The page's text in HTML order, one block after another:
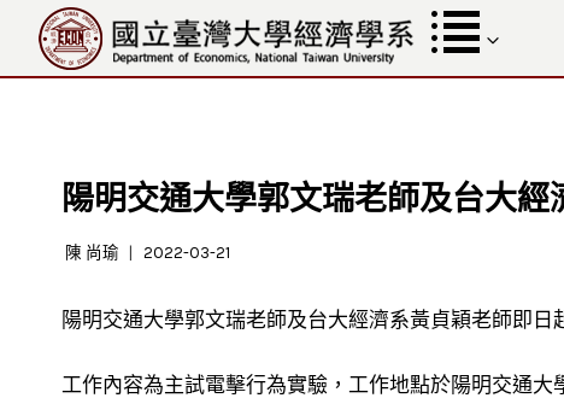
內
陽明交通大學郭文瑞老師及台大
陳 尚瑜 2022-03-21
陽明交通大學郭文瑞老師及台大經濟系黃貞穎老師即日
工作內容為主試電擊行為實驗，工作地點於陽明交通大